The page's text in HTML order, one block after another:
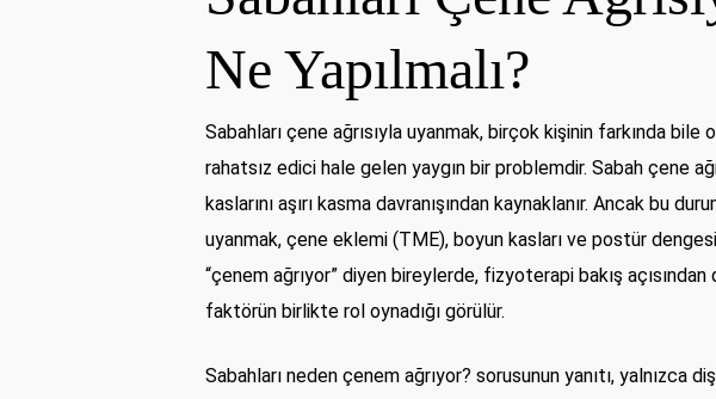
Ne Yapılmalı?
Sabahları çene ağrısıyla uyanmak, birçok kişinin farkında
rahatsız edici hale gelen yaygın bir problemdir. Sabah çene
kaslarını aşırı kasma davranışından kaynaklanır. Ancak bu
uyanmak, çene eklemi (TME), boyun kasları ve postür
“çenem ağrıyor” diyen bireylerde, fizyoterapi bakış
faktörün birlikte rol oynadığı görülür.
Sabahları neden çenem ağrıyor? sorusunun yanıtı, yalnızca